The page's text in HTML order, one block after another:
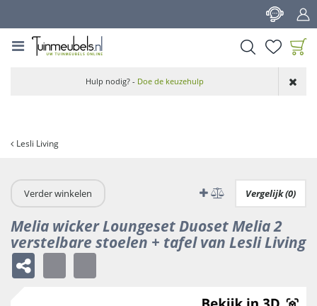
Lesli Living
aan wensenlijst
Hulp nodig? - Doe de keuzehulp
Verder winkelen Vergelijk (0)
Melia wicker Loungeset Duoset Melia 2
verstelbare stoelen + tafel van Lesli Living